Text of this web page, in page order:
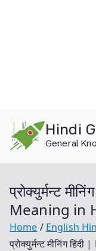
content
Hindi
General
प्रोक्युर्मन्ट
Meaning in
Home
English
प्रोक्युर्मन्ट मीनिंग